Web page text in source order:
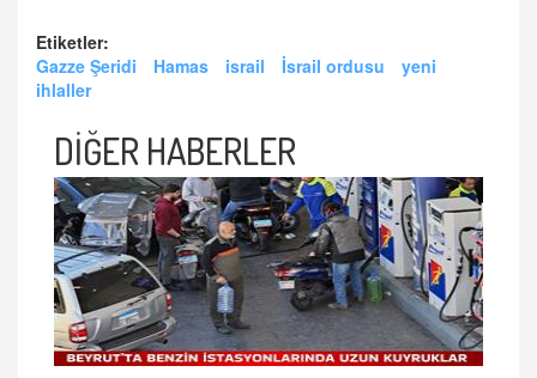
Etiketler:
Gazze Şeridi
Hamas israil İsrail ordusu
yeni
ihlaller
DİĞER HABERLER